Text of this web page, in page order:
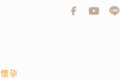
懷孕